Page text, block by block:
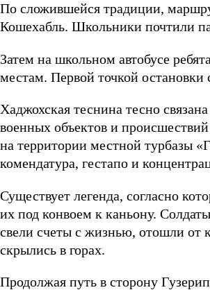
По сложившейся традиции,
Кошехабль. Школьники почтили
Затем на школьном автобусе
местам. Первой точкой
Хаджохская теснина тесно
военных объектов и
на территории местной турбазы
комендатура, гестапо и
Существует легенда, согласно
их под конвоем к каньону.
свели счеты с жизнью, отошли от
скрылись в горах.
Продолжая путь в сторону